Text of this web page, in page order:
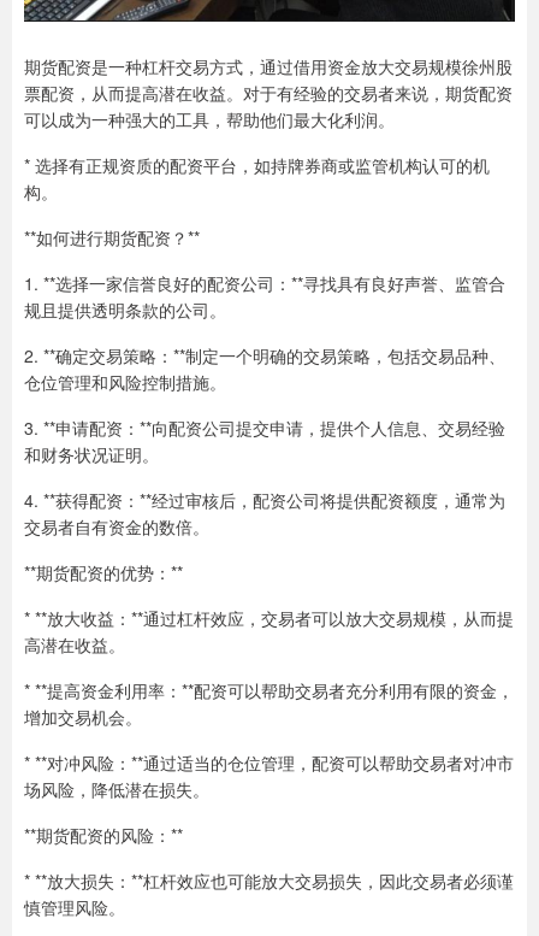
期货配资是一种杠杆交易方式，通过借用资金放大交易规模徐州股
票配资，从而提高潜在收益。对于有经验的交易者来说，期货配资
可以成为一种强大的工具，帮助他们最大化利润。
* 选择有正规资质的配资平台，如持牌券商或监管机构认可的机
构。
**如何进行期货配资？**
1. **选择一家信誉良好的配资公司：**寻找具有良好声誉、监管合
规且提供透明条款的公司。
2. **确定交易策略：**制定一个明确的交易策略，包括交易品种、
仓位管理和风险控制措施。
3. **申请配资：**向配资公司提交申请，提供个人信息、交易经验
和财务状况证明。
4. **获得配资：**经过审核后，配资公司将提供配资额度，通常为
交易者自有资金的数倍。
**期货配资的优势：**
* **放大收益：**通过杠杆效应，交易者可以放大交易规模，从而提
高潜在收益。
* **提高资金利用率：**配资可以帮助交易者充分利用有限的资金，
增加交易机会。
* **对冲风险：**通过适当的仓位管理，配资可以帮助交易者对冲市
场风险，降低潜在损失。
**期货配资的风险：**
* **放大损失：**杠杆效应也可能放大交易损失，因此交易者必须谨
慎管理风险。